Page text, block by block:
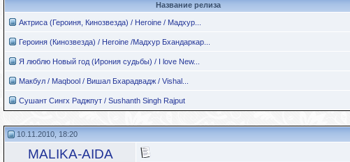
Название релиза
Актриса (Героиня, Кинозвезда) / Heroine / Мадхур...
Героиня (Кинозвезда) / Heroine /Мадхур Бхандаркар...
Я люблю Новый год (Ирония судьбы) / I love New...
Макбул / Maqbool / Вишал Бхарадвадж / Vishal...
Сушант Сингх Раджпут / Sushanth Singh Rajput
10.11.2010, 18:20
MALIKA-AIDA